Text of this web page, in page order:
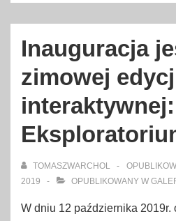
Inauguracja
zimowej
interaktywnej:
TOMASZWARCHOL
2019
OPUBLIKOWANY W
W dniu 12 października 2019r.